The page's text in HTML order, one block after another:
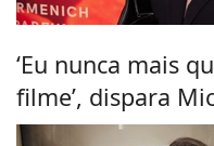
‘Eu nunca mais
filme’, dispara